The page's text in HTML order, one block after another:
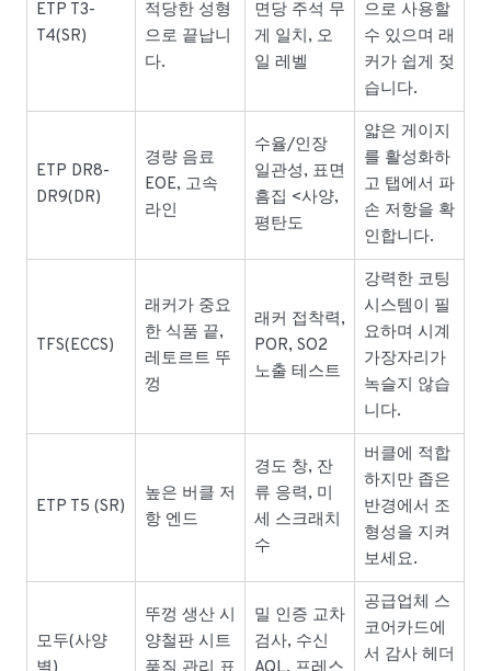
ETP T3-
T4(SR)
적당한 성형
으로 끝납니
다.
면당 주석 무
게 일치, 오
일 레벨
으로 사용할
수 있으며 래
커가 쉽게 젖
습니다.
ETP DR8-
DR9(DR)
경량 음료
EOE, 고속
라인
수율/인장
일관성, 표면
흠집 <사양,
평탄도
얇은 게이지
를 활성화하
고 탭에서 파
손 저항을 확
인합니다.
TFS(ECCS)
래커가 중요
한 식품 끝,
레토르트 뚜
껑
래커 접착력,
POR, SO2
노출 테스트
강력한 코팅
시스템이 필
요하며 시계
가장자리가
녹슬지 않습
니다.
ETP T5 (SR)
높은 버클 저
항 엔드
경도 창, 잔
류 응력, 미
세 스크래치
수
버클에 적합
하지만 좁은
반경에서 조
형성을 지켜
보세요.
모두(사양
뚜껑 생산 시
양철판 시트
밀 인증 교차
검사, 수신
공급업체 스
코어카드에
서 감사 헤더